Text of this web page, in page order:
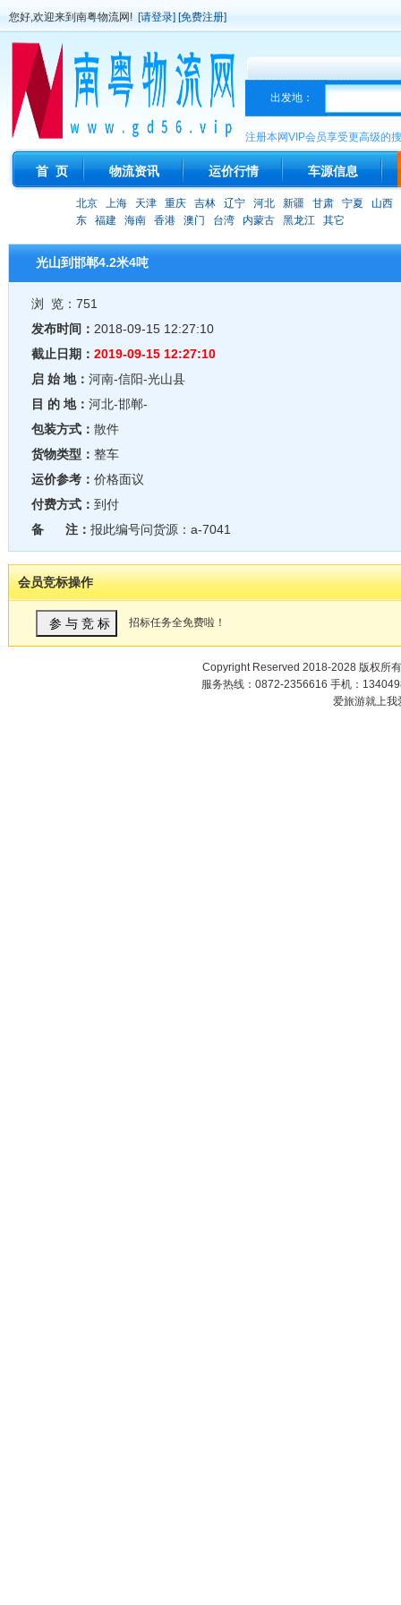
您好,欢迎来到南粤物流网! [请登录] [免费注册]
出发地：
注册本网VIP会员享受更高级的
首 页 物流资讯 运价行情 车源信息
北京 上海 天津 重庆 吉林 辽宁 河北 新疆 甘肃 宁夏
山西
东
福建 海南 香港 澳门 台湾 内蒙古 黑龙江 其它
光山到邯郸4.2米4吨
浏 览：751
发布时间： 2018-09-15 12:27:10
截止日期： 2019-09-15 12:27:10
启 始 地： 河南-信阳-光山县
目 的 地： 河北-邯郸-
包装方式： 散件
货物类型： 整车
运价参考： 价格面议
付费方式： 到付
备 注： 报此编号问货源：a-7041
会员竞标操作
招标任务全免费啦！
Copyright Reserved 2018-2028 版权所
服务热线：0872-2356616 手机：
爱旅游就上我